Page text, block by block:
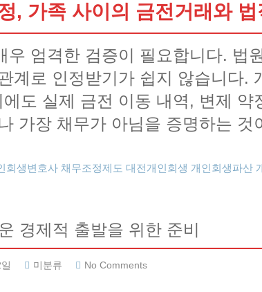
, 가족 사이의 금전거래와
우 엄격한 검증이 필요합니다. 법
계로 인정받기가 쉽지 않습니다.
도 실제 금전 이동 내역, 변제
가장 채무가 아님을 증명하는
회생변호사 채무조정제도 대전개인회생 개인회생파산
경제적 출발을 위한 준비
미분류 No Comments